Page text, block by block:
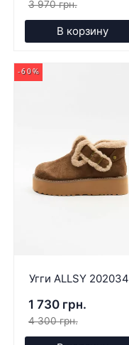
3 970 грн.
В корзину
-60%
Угги ALLSY 202034
1 730 грн.
4 300 грн.